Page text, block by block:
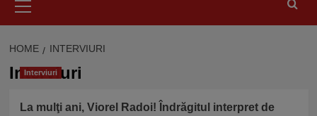
Menu
HOME INTERVIURI
Interviuri
Interviuri
La mulţi ani, Viorel Radoi! Îndrăgitul interpret de